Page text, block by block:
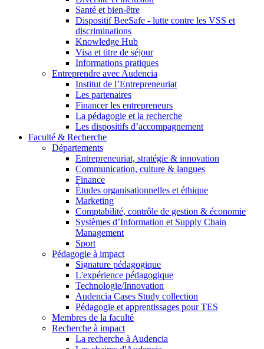
Santé et bien-être
Dispositif BeeSafe - lutte contre les VSS et
discriminations
Knowledge Hub
Visa et titre de séjour
Informations pratiques
Entreprendre avec Audencia
Institut de l’Entrepreneuriat
Les partenaires
Financer les entrepreneurs
La pédagogie et la recherche
Les dispositifs d’accompagnement
Faculté & Recherche
Départements
Entrepreneuriat, stratégie & innovation
Communication, culture & langues
Finance
Études organisationnelles et éthique
Marketing
Comptabilité, contrôle de gestion & économie
Systèmes d’Information et Supply Chain
Management
Sport
Pédagogie à impact
Signature pédagogique
L'expérience pédagogique
Technologie/Innovation
Audencia Cases Study collection
Pédagogie et apprentissages pour TES
Membres de la faculté
Recherche à impact
La recherche à Audencia